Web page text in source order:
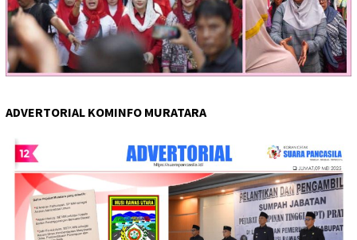
ADVERTORIAL KOMINFO MURATARA